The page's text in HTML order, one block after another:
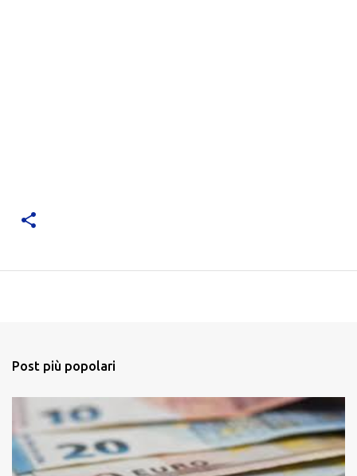
Post più popolari